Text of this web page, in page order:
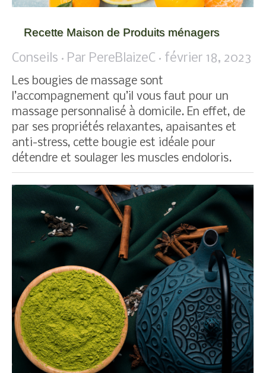
Recette Maison de Produits ménagers
Conseils Par PereBlaizeC février 18, 2023
Les bougies de massage sont
l’accompagnement qu’il vous faut pour un
massage personnalisé à domicile. En effet, de
par ses propriétés relaxantes, apaisantes et
anti-stress, cette bougie est idéale pour
détendre et soulager les muscles endoloris.